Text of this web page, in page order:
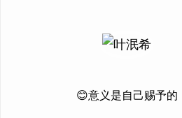
😊意义是自己赐予的